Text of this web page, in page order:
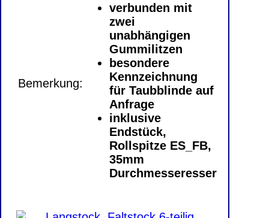
Bemerkung:
verbunden mit
zwei
unabhängigen
Gummilitzen
besondere
Kennzeichnung
für Taubblinde auf
Anfrage
inklusive
Endstück,
Rollspitze ES_FB,
35mm
Durchmesseresser